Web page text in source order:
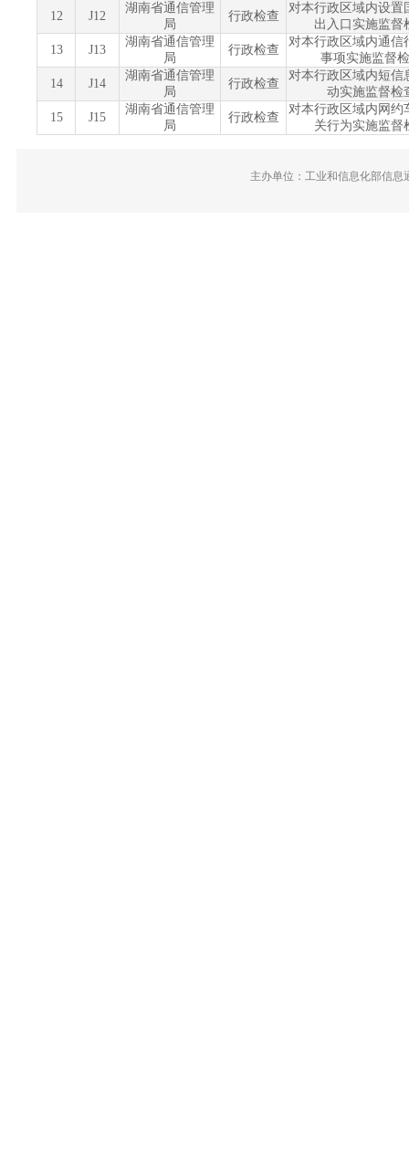
12
J12
湖南省通信管理
局
行政检查
对本行政区域内设置
出入口实施监督
13
J13
湖南省通信管理
局
行政检查
对本行政区域内通信
事项实施监督
14
J14
湖南省通信管理
局
行政检查
对本行政区域内短信
动实施监督检
15
J15
湖南省通信管理
局
行政检查
对本行政区域内网约
关行为实施监督
主办单位：工业和信息化部信